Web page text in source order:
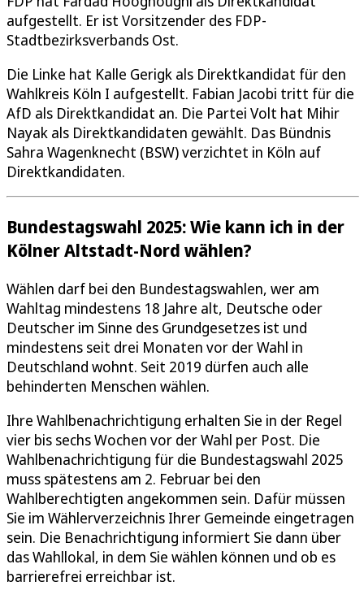
aufgestellt. Er ist Vorsitzender des FDP-
Stadtbezirksverbands Ost.
Die Linke hat Kalle Gerigk als Direktkandidat für den
Wahlkreis Köln I aufgestellt. Fabian Jacobi tritt für die
AfD als Direktkandidat an. Die Partei Volt hat Mihir
Nayak als Direktkandidaten gewählt. Das Bündnis
Sahra Wagenknecht (BSW) verzichtet in Köln auf
Direktkandidaten.
Bundestagswahl 2025: Wie kann ich in der
Kölner Altstadt-Nord wählen?
Wählen darf bei den Bundestagswahlen, wer am
Wahltag mindestens 18 Jahre alt, Deutsche oder
Deutscher im Sinne des Grundgesetzes ist und
mindestens seit drei Monaten vor der Wahl in
Deutschland wohnt. Seit 2019 dürfen auch alle
behinderten Menschen wählen.
Ihre Wahlbenachrichtigung erhalten Sie in der Regel
vier bis sechs Wochen vor der Wahl per Post. Die
Wahlbenachrichtigung für die Bundestagswahl 2025
muss spätestens am 2. Februar bei den
Wahlberechtigten angekommen sein. Dafür müssen
Sie im Wählerverzeichnis Ihrer Gemeinde eingetragen
sein. Die Benachrichtigung informiert Sie dann über
das Wahllokal, in dem Sie wählen können und ob es
barrierefrei erreichbar ist.